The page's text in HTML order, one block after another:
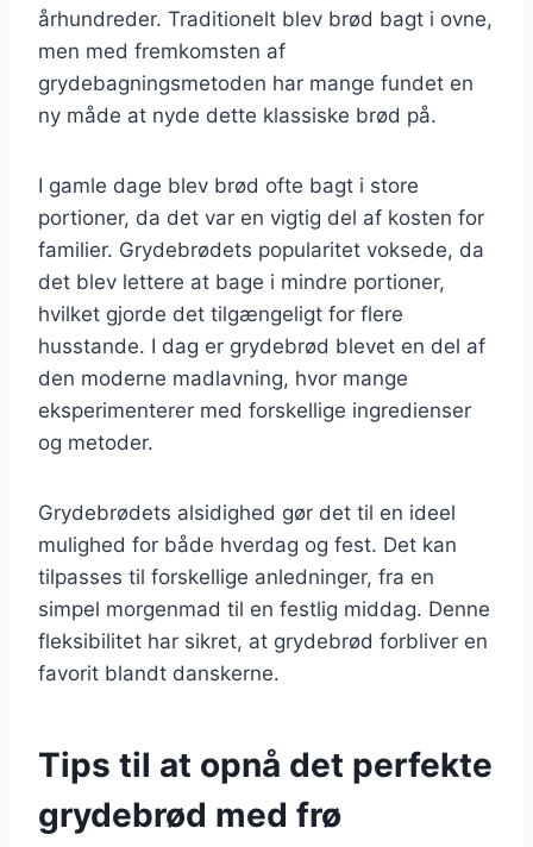
århundreder. Traditionelt blev brød bagt i ovne,
men med fremkomsten af
grydebagningsmetoden har mange fundet en
ny måde at nyde dette klassiske brød på.
I gamle dage blev brød ofte bagt i store
portioner, da det var en vigtig del af kosten for
familier. Grydebrødets popularitet voksede, da
det blev lettere at bage i mindre portioner,
hvilket gjorde det tilgængeligt for flere
husstande. I dag er grydebrød blevet en del af
den moderne madlavning, hvor mange
eksperimenterer med forskellige ingredienser
og metoder.
Grydebrødets alsidighed gør det til en ideel
mulighed for både hverdag og fest. Det kan
tilpasses til forskellige anledninger, fra en
simpel morgenmad til en festlig middag. Denne
fleksibilitet har sikret, at grydebrød forbliver en
favorit blandt danskerne.
Tips til at opnå det perfekte
grydebrød med frø